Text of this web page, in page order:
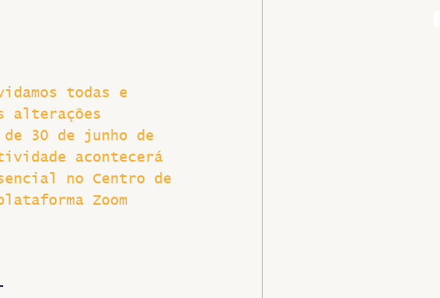
Divulgações
todas e
alterações
30 de junho de
acontecerá
no Centro de
Zoom